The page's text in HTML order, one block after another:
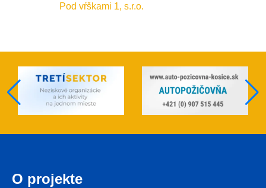
Pod vŕškami 1, s.r.o.
O projekte